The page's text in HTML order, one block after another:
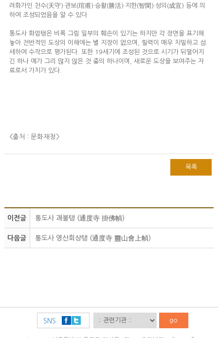
려화가인 천수(天守)·관보(琯甫)·승활(勝活)·지한(智閑)·성의(成宜) 등에 의
하여 조성되었음을 알 수 있다
통도사 화엄탱은 비록 그림 일부의 훼손이 있기는 하지만 각 장면을 표기해
놓아 전반적인 도상의 이해에는 별 지장이 없으며, 필력이 매우 치밀하고 섬
세하여 수작으로 평가된다. 또한 19세기에 조성된 것으로 시기가 뒤떨어지
긴 하나 예가 그리 많지 않은 것 중의 하나이며, 새로운 도상을 보여주는 자
료로서 가치가 있다.
<출처 : 문화재청 >
목록
이전글 통도사 괘불탱 (通度寺 掛佛幀)
다음글 통도사 영산회상탱 (通度寺 靈山會上幀)
go
SNS